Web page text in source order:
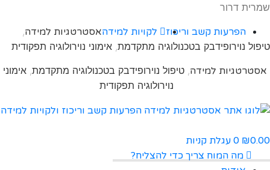
שמרית דרור
הפרעות קשב וריכוז לקויות למידהאסטרטגיות למידה,
טיפול נוירופידבק בטכנולוגיה מתקדמת, אימוני נוירולוגיה תפקודית
אסטרטגיות למידה, טיפול נוירופידבק בטכנולוגיה מתקדמת, אימוני
נוירולוגיה תפקודית
₪0.00
0 עגלת קניות
מה המוח צריך כדי להצליח?